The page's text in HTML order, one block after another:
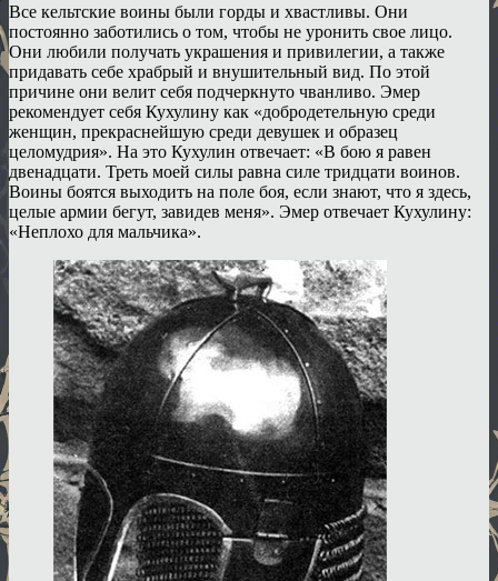
Все кельтские воины были горды и хвастливы. Они
постоянно заботились о том, чтобы не уронить свое лицо.
Они любили получать украшения и привилегии, а также
придавать себе храбрый и внушительный вид. По этой
причине они велит себя подчеркнуто чванливо. Эмер
рекомендует себя Кухулину как «добродетельную среди
женщин, прекраснейшую среди девушек и образец
целомудрия». На это Кухулин отвечает: «В бою я равен
двенадцати. Треть моей силы равна силе тридцати воинов.
Воины боятся выходить на поле боя, если знают, что я здесь,
целые армии бегут, завидев меня». Эмер отвечает Кухулину:
«Неплохо для мальчика».